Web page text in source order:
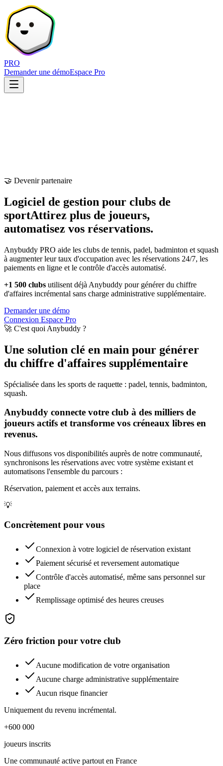
PRO
Demander une démoEspace Pro
🤝 Devenir partenaire
Logiciel de gestion pour clubs de
sportAttirez plus de joueurs,
automatisez vos réservations.
Anybuddy PRO aide les clubs de tennis, padel, badminton et squash
à augmenter leur taux d'occupation avec les réservations 24/7, les
paiements en ligne et le contrôle d'accès automatisé.
+1 500 clubs utilisent déjà Anybuddy pour générer du chiffre
d'affaires incrémental sans charge administrative supplémentaire.
Demander une démo
Connexion Espace Pro
🚀 C'est quoi Anybuddy ?
Une solution clé en main pour générer
du chiffre d'affaires supplémentaire
Spécialisée dans les sports de raquette : padel, tennis, badminton,
squash.
Anybuddy connecte votre club à des milliers de
joueurs actifs et transforme vos créneaux libres en
revenus.
Nous diffusons vos disponibilités auprès de notre communauté,
synchronisons les réservations avec votre système existant et
automatisons l'ensemble du parcours :
Réservation, paiement et accès aux terrains.
💡
Concrètement pour vous
Connexion à votre logiciel de réservation existant
Paiement sécurisé et reversement automatique
Contrôle d'accès automatisé, même sans personnel sur
place
Remplissage optimisé des heures creuses
Zéro friction pour votre club
Aucune modification de votre organisation
Aucune charge administrative supplémentaire
Aucun risque financier
Uniquement du revenu incrémental.
+600 000
joueurs inscrits
Une communauté active partout en France